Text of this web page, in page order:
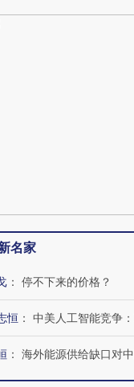
的吸金
让中产们甘
”？
马航飞行员
粒摇头丸 尿
毒品
名家
： 停不下来的价格？
恒 ： 中美人工智能竞争
： 海外能源供给缺口对